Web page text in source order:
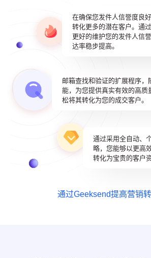
在确保您发件人信誉度良
转化更多的潜在客户。通
更好的维护您的发件人信
达率稳步提高。
邮箱查找和验证的扩展程序，
能，为您提供真实有效的高质
松将其转化为您的成交客户。
通过采用全自动、
略，您能够以更高
转化为宝贵的客户资
通过Geeksend提高营销